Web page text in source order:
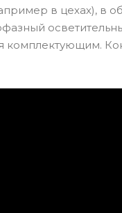
в цехах), в
комплектующим.